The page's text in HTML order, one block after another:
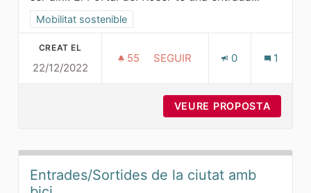
Resultats al filtrar per la categoria: Mobilitat sostenible
Mobilitat sostenible
CREAT EL
22/12/2022
55 55 SEGUIDORES
SEGUIR 0 1
VEURE PROPOSTA
Entrades/Sortides de la ciutat amb